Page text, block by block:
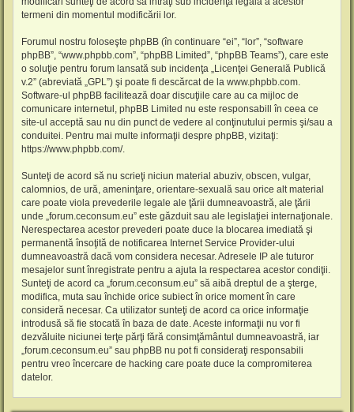
termeni din momentul modificării lor.
Forumul nostru foloseşte phpBB (în continuare “ei”, “lor”, “software
phpBB”, “www.phpbb.com”, “phpBB Limited”, “phpBB Teams”), care este
o soluţie pentru forum lansată sub incidenţa „Licenţei Generală Publică
v.2” (abreviată „GPL”) şi poate fi descărcat de la www.phpbb.com.
Software-ul phpBB facilitează doar discuţiile care au ca mijloc de
comunicare internetul, phpBB Limited nu este responsabill în ceea ce
site-ul acceptă sau nu din punct de vedere al conţinutului permis şi/sau a
conduitei. Pentru mai multe informaţii despre phpBB, vizitaţi:
https://www.phpbb.com/.
Sunteţi de acord să nu scrieţi niciun material abuziv, obscen, vulgar,
calomnios, de ură, ameninţare, orientare-sexuală sau orice alt material
care poate viola prevederile legale ale ţării dumneavoastră, ale ţării
unde „forum.ceconsum.eu” este găzduit sau ale legislaţiei internaţionale.
Nerespectarea acestor prevederi poate duce la blocarea imediată şi
permanentă însoţită de notificarea Internet Service Provider-ului
dumneavoastră dacă vom considera necesar. Adresele IP ale tuturor
mesajelor sunt înregistrate pentru a ajuta la respectarea acestor condiţii.
Sunteţi de acord ca „forum.ceconsum.eu” să aibă dreptul de a şterge,
modifica, muta sau închide orice subiect în orice moment în care
consideră necesar. Ca utilizator sunteţi de acord ca orice informaţie
introdusă să fie stocată în baza de date. Aceste informaţii nu vor fi
dezvăluite niciunei terţe părţi fără consimţământul dumneavoastră, iar
„forum.ceconsum.eu” sau phpBB nu pot fi consideraţi responsabili
pentru vreo încercare de hacking care poate duce la compromiterea
datelor.